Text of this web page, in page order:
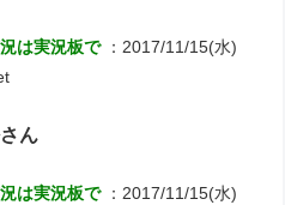
は実況板で ：2017/11/15(水)
ん
は実況板で ：2017/11/15(水)